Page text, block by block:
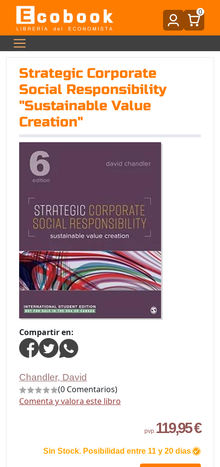
0
Strategic Corporate
Social Responsibility
"Sustainable Value
Creation"
Compartir en:
Chandler, David
(0 Comentarios)
Comenta y valora este libro
pvp.119,95 €
Sin Stock. Posibilidad entre 11 y 20 dias